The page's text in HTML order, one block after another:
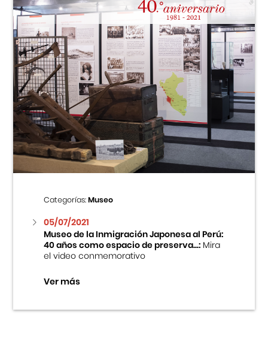
Categorías:Museo
05/07/2021
Museo de la Inmigración Japonesa al Perú:
40 años como espacio de preserva...:Mira
el video conmemorativo
Ver más